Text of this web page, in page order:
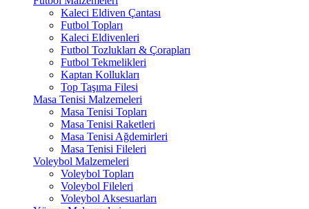
Kaleci Eldiven Çantası
Futbol Topları
Kaleci Eldivenleri
Futbol Tozlukları & Çorapları
Futbol Tekmelikleri
Kaptan Kollukları
Top Taşıma Filesi
Masa Tenisi Malzemeleri
Masa Tenisi Topları
Masa Tenisi Raketleri
Masa Tenisi Ağdemirleri
Masa Tenisi Fileleri
Voleybol Malzemeleri
Voleybol Topları
Voleybol Fileleri
Voleybol Aksesuarları